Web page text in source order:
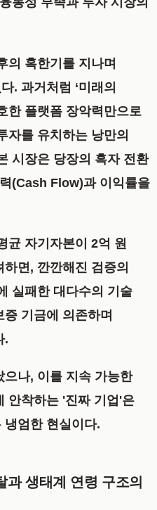
의 혹한기를 지나며
. 과거처럼 ‘미래의
한 플랫폼 장악력만으로
자를 유치하는 낭만의
시장은 당장의 흑자 전환
(Cash Flow)과 이익률을
균 자기자본이 2억 원
면, 깐깐해진 검증의
실패한 대다수의 기술
기금에 의존하며
.
나, 이를 지속 가능한
안착하는 '진짜 기업'은
냉엄한 현실이다.
생태계 연령 구조의